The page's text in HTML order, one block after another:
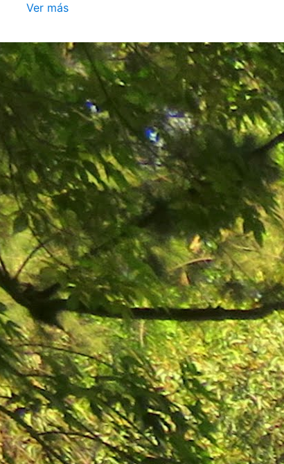
Ver más